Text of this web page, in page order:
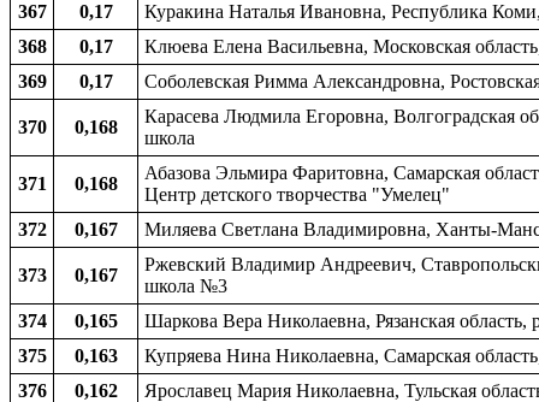
367
0,17
Куракина Наталья Ивановна, Республика
368
0,17
Клюева Елена Васильевна, Московская
369
0,17 Соболевская Римма Александровна,
370 0,168
Карасева Людмила Егоровна, Волгоградская
школа
371 0,168
Абазова Эльмира Фаритовна, Самарская
Центр детского творчества "Умелец"
372
0,167 Миляева Светлана Владимировна, Ханты-
373 0,167
Ржевский Владимир Андреевич,
школа №3
374
0,165
Шаркова Вера Николаевна, Рязанская
375
0,163
Купряева Нина Николаевна, Самарская
376
0,162
Ярославец Мария Николаевна, Тульская